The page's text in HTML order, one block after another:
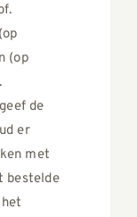
(op
de
er
met
bestelde